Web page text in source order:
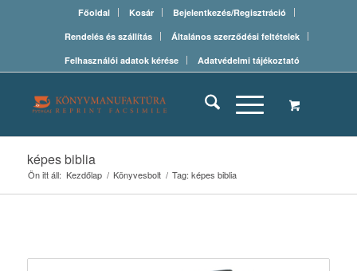
Főoldal Kosár
Bejelentkezés/Regisztráció
Rendelés és szállítás
Általános szerződési feltételek
Felhasználói adatok kérése
Adatvédelmi tájékoztató
képes biblia
Ön itt áll: Kezdőlap / Könyvesbolt / Tag: képes biblia